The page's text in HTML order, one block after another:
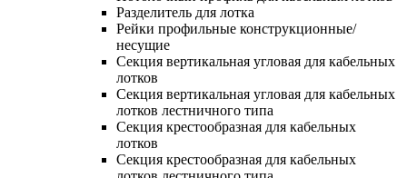
Разделитель для лотка
Рейки профильные конструкционные/
несущие
Секция вертикальная угловая для кабельных
лотков
Секция вертикальная угловая для кабельных
лотков лестничного типа
Секция крестообразная для кабельных
лотков
Секция крестообразная для кабельных